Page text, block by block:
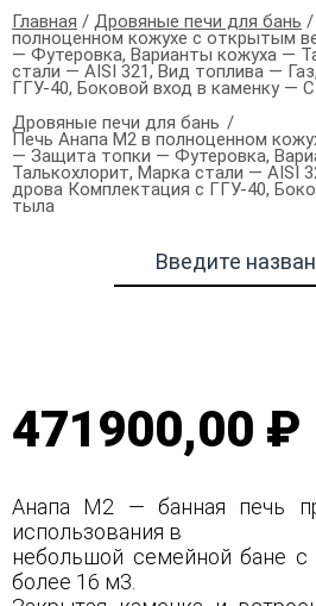
Главная / Дровяные печи для бань /
полноценном кожухе с открытым
— Футеровка, Варианты кожуха —
стали — AISI 321, Вид топлива —
ГГУ-40, Боковой вход в каменку —
Дровяные печи для бань
Печь Анапа М2 в полноценном
— Защита топки — Футеровка,
Талькохлорит, Марка стали — AISI
дрова Комплектация с ГГУ-40,
тыла
471900,00 ₽
Анапа М2 — банная печь
использования в
небольшой семейной бане
более 16 м3.